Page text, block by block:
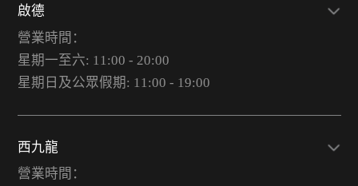
啟德
營業時間：
星期一至六: 11:00 - 20:00
星期日及公眾假期: 11:00 - 19:00
西九龍
營業時間：